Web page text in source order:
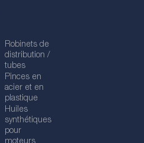
Robinets de
distribution /
tubes
Pinces en
acier et en
plastique
Huiles
synthétiques
pour